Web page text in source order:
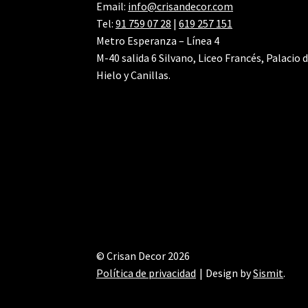
Email: info@crisandecor.com
Tel:91 759 07 28 |619 257 151
Metro Esperanza – Línea 4
M-40 salida 6 Silvano, Liceo Francés, Palacio
Hielo y Canillas.
© Crisan Decor 2026
Política de privacidad
Design bySismit.